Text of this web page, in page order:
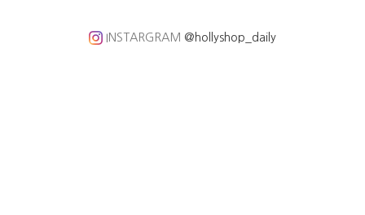
INSTARGRAM @hollyshop_daily